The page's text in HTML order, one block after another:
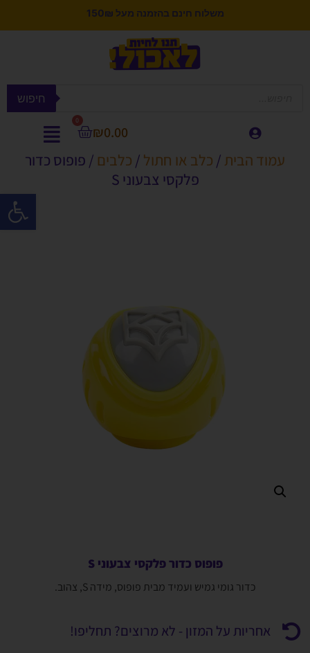
פתח
משלוח חינם בהזמנה מעל 150₪
חיפוש
₪0.00
0
עמוד הבית / כלב או חתול / כלבים / פופוס כדור
פלקסי צבעוני S
פופוס כדור פלקסי צבעוני S
כדור גומי גמיש ועמיד מבית פופוס, מידה S, צהוב.
אחריות על המזון - לא מרוצים? תחליפו!